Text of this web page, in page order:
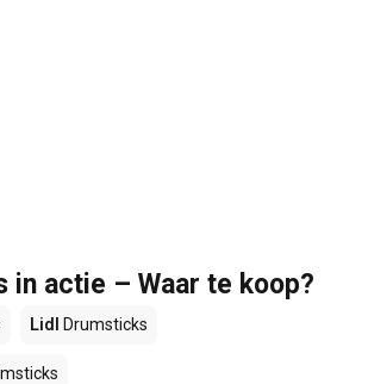
in actie – Waar te koop?
Lidl Drumsticks